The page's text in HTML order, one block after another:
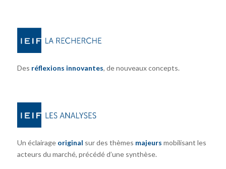
Des réflexions innovantes, de nouveaux concepts.
Un éclairage original sur des thèmes majeurs mobilisant les
acteurs du marché, précédé d’une synthèse.